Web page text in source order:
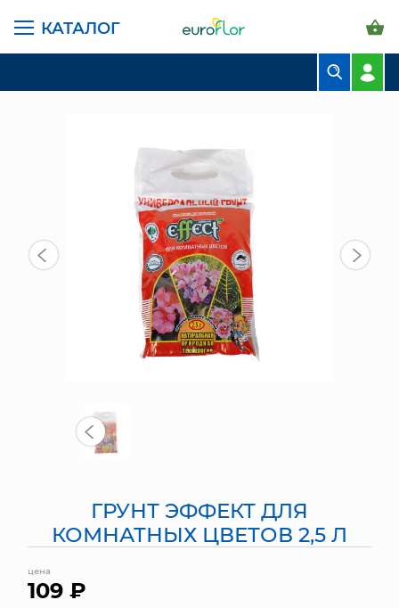
КАТАЛОГ
ЦВЕТЫ В ПАЧКАХ
СВАДЕБНАЯ ФЛОРИСТИКА
КОМНАТНЫЕ РАСТЕНИЯ
ГОРШКИ И КАШПО
ГРУНТЫ И УДОБРЕНИЯ
ПРЕДМЕТЫ ИНТЕРЬЕРА
ЯЩИКИ
СУНДУКИ
ГЛАВНАЯ СТРАНИЦА КАТАЛОГ ГРУНТЫ И УДОБРЕНИЯ
ГРУНТ ЭФФЕКТ ДЛЯ
КОМНАТНЫХ ЦВЕТОВ 2,5 Л
цена
109 ₽